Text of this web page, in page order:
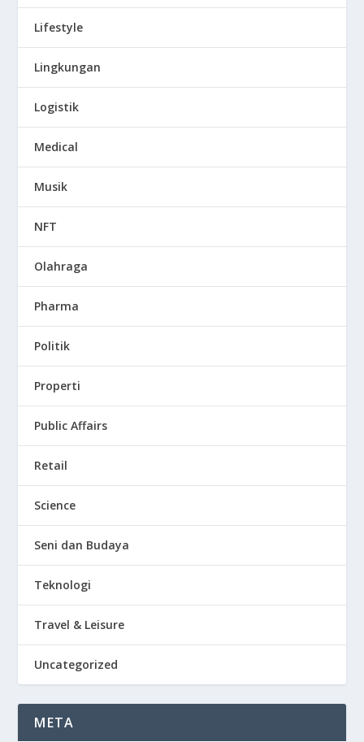
Lifestyle
Lingkungan
Logistik
Medical
Musik
NFT
Olahraga
Pharma
Politik
Properti
Public Affairs
Retail
Science
Seni dan Budaya
Teknologi
Travel & Leisure
Uncategorized
META